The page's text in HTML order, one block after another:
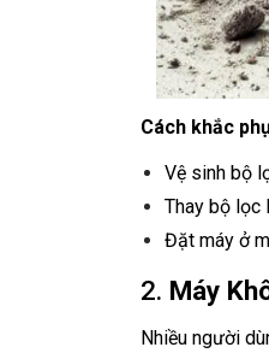
Cách khắc
Vệ sinh bộ
Thay bộ lọc
Đặt máy ở
2. Máy
Nhiều người